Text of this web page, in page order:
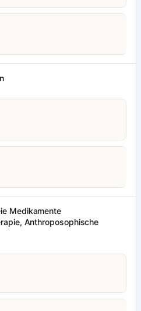
Medikamente
Anthroposophische